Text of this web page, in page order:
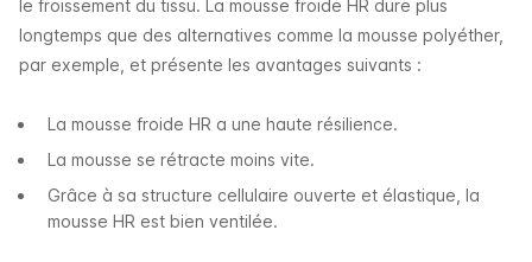
le froissement du tissu. La mousse froide HR dure plus
longtemps que des alternatives comme la mousse polyéther,
par exemple, et présente les avantages suivants :
La mousse froide HR a une haute résilience​.
La mousse se rétracte moins vite.
Grâce à sa structure cellulaire ouverte et élastique, la
mousse HR est bien ventilée.